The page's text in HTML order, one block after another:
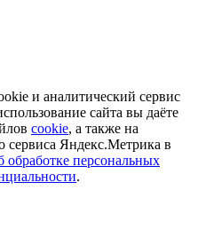
и аналитический сервис
сайта вы даёте
cookie, а также на
сервиса Яндекс.Метрика в
персональных
.